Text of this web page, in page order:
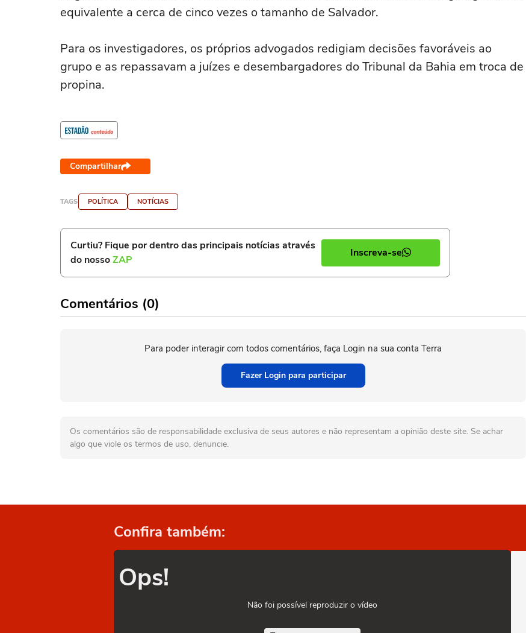
equivalente a cerca de cinco vezes o tamanho de Salvador.
Para os investigadores, os próprios advogados redigiam decisões favoráveis ao
grupo e as repassavam a juízes e desembargadores do Tribunal da Bahia em troca de
propina.
Compartilhar
TAGS POLÍTICA NOTÍCIAS
Curtiu? Fique por dentro das principais notícias através
do nossoZAP
Inscreva-se
Comentários (0)
Para poder interagir com todos comentários, faça Login na sua conta Terra
Fazer Login para participar
Os comentários são de responsabilidade exclusiva de seus autores e não representam a opinião deste site. Se achar
algo que viole os termos de uso, denuncie.
Confira também:
Ops!
Não foi possível reproduzir o vídeo